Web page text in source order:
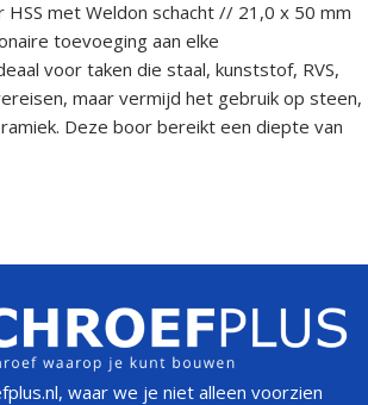
met Weldon schacht // 21,0 x 50 mm
toevoeging aan elke
voor taken die staal, kunststof, RVS,
maar vermijd het gebruik op steen,
Deze boor bereikt een diepte van
waar we je niet alleen voorzien